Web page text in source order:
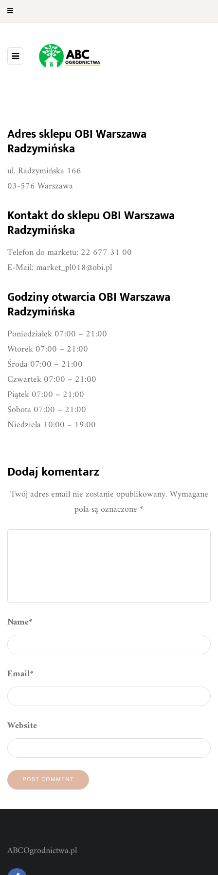
OBI Warszawa Radzymińska
Adres sklepu OBI Warszawa
Radzymińska
ul. Radzymińska 166
03-576 Warszawa
Kontakt do sklepu OBI Warszawa
Radzymińska
Telefon do marketu: 22 677 31 00
E-Mail:market_pl018@obi.pl
Godziny otwarcia OBI Warszawa
Radzymińska
Poniedziałek 07:00 – 21:00
Wtorek 07:00 – 21:00
Środa 07:00 – 21:00
Czwartek 07:00 – 21:00
Piątek 07:00 – 21:00
Sobota 07:00 – 21:00
Niedziela 10:00 – 19:00
Dodaj komentarz
Twój adres email nie zostanie opublikowany.Wymagane
pola są oznaczone*
Name*
Email*
Website
ABCOgrodnictwa.pl